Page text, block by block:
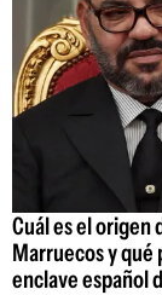
Cuál es el origen
Marruecos y qué
enclave español